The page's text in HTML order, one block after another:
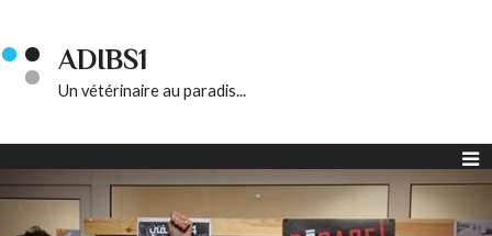
ADIBS1
Un vétérinaire au paradis...